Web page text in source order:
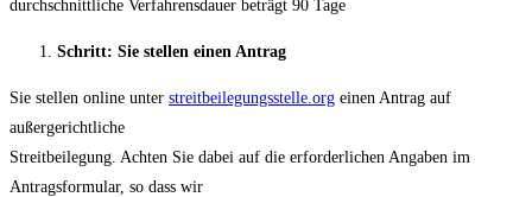
durchschnittliche Verfahrensdauer beträgt 90 Tage
Schritt: Sie stellen einen Antrag
Sie stellen online unter streitbeilegungsstelle.org einen Antrag auf
außergerichtliche
Streitbeilegung. Achten Sie dabei auf die erforderlichen Angaben im
Antragsformular, so dass wir